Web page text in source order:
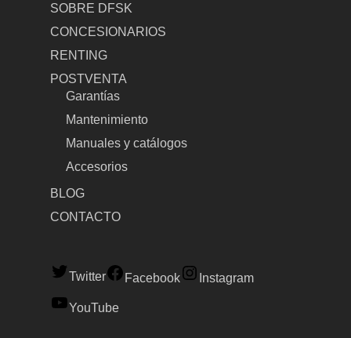
SOBRE DFSK
CONCESIONARIOS
RENTING
POSTVENTA
Garantías
Mantenimiento
Manuales y catálogos
Accesorios
BLOG
CONTACTO
Twitter Facebook Instagram
YouTube